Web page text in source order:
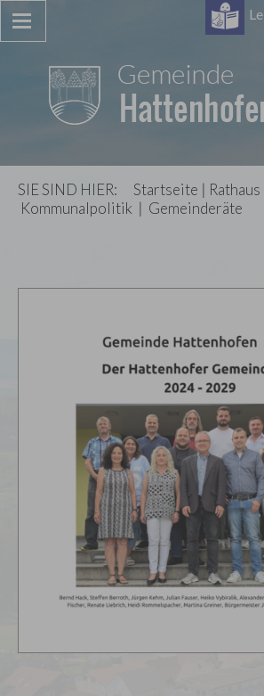
SIE SIND HIER: Startseite | Rathaus
Kommunalpolitik | Gemeinderäte